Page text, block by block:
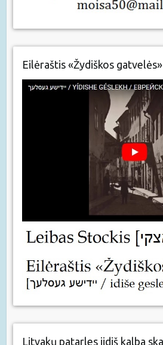
Litvakų patarles jidiš kalba